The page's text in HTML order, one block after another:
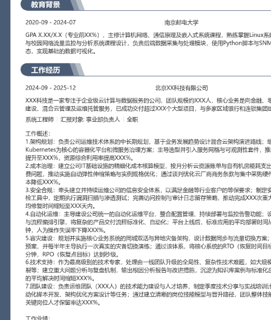
求职意向
工作性质: 全职应聘职位: 系统工程师期望工作地址: 北京期望薪资:
工作经历
2024-09 - 2025-12
XXX科技是一家专注于企业级云计算与数据服务的公司，团队规模
向金融、零售等行业客户提供私有云建设、混合云管理及运维托管
XXX个大型项目，与多家区域银行和连锁集团建立了战略合作关系。
系统工程师汇报对象：部门总监
工作概述：
1.架构规划：负责公司运维技术体系的中长期规划，基于业务发展
进路线；组织技术评审，确定以Kubernetes为核心的容器化平台和
选型并引入服务网格与可观测性套件，推动整体系统可用性从XXX%
合利用率提高XXX%。
2.成本治理：建立公司IT基础设施的精细化成本核算模型，按月分析